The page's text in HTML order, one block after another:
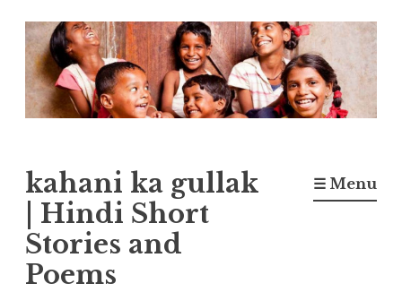
Skip
to
content
kahani ka gullak
| Hindi Short
Stories and
Poems
☰ Menu